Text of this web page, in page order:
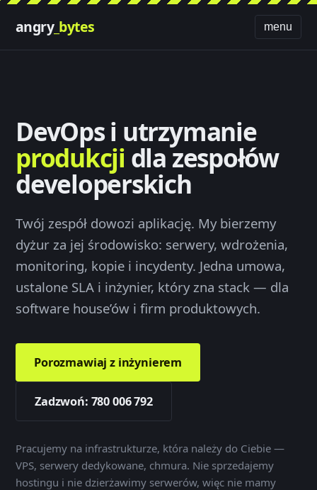
angry_bytes menu
DevOps i utrzymanie
produkcji dla zespołów
developerskich
Twój zespół dowozi aplikację. My bierzemy
dyżur za jej środowisko: serwery, wdrożenia,
monitoring, kopie i incydenty. Jedna umowa,
ustalone SLA i inżynier, który zna stack — dla
software house’ów i firm produktowych.
Porozmawiaj z inżynierem
Zadzwoń: 780 006 792
Pracujemy na infrastrukturze, która należy do Ciebie —
VPS, serwery dedykowane, chmura. Nie sprzedajemy
hostingu i nie dzierżawimy serwerów, więc nie mamy